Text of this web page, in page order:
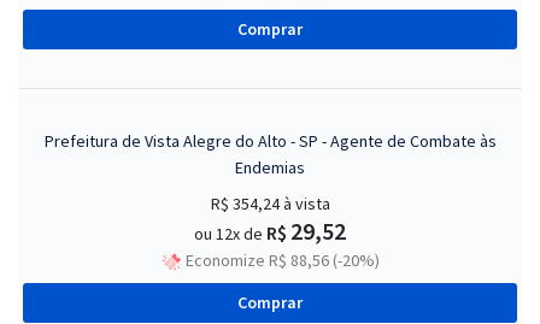
Comprar
Prefeitura de Vista Alegre do Alto - SP - Agente de Combate às
Endemias
R$ 354,24à vista
ou 12x de R$ 29,52
Economize R$ 88,56 (-20%)
Comprar